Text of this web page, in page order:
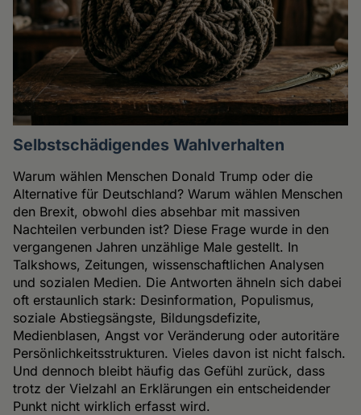
Selbstschädigendes Wahlverhalten
Warum wählen Menschen Donald Trump oder die
Alternative für Deutschland? Warum wählen Menschen
den Brexit, obwohl dies absehbar mit massiven
Nachteilen verbunden ist? Diese Frage wurde in den
vergangenen Jahren unzählige Male gestellt. In
Talkshows, Zeitungen, wissenschaftlichen Analysen
und sozialen Medien. Die Antworten ähneln sich dabei
oft erstaunlich stark: Desinformation, Populismus,
soziale Abstiegsängste, Bildungsdefizite,
Medienblasen, Angst vor Veränderung oder autoritäre
Persönlichkeitsstrukturen. Vieles davon ist nicht falsch.
Und dennoch bleibt häufig das Gefühl zurück, dass
trotz der Vielzahl an Erklärungen ein entscheidender
Punkt nicht wirklich erfasst wird.